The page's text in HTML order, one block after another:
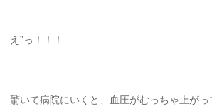
え”っ！！！
驚いて病院にいくと、血圧がむっちゃ上がっ